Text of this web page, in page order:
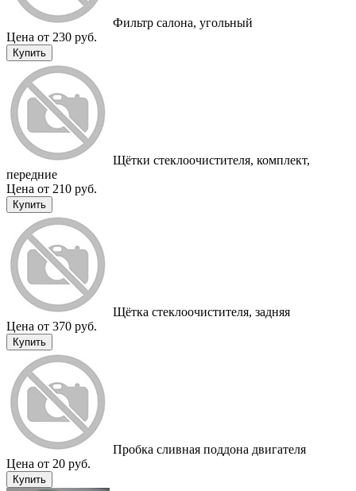
Фильтр салона, угольный
Цена от 230 руб.
Купить
Щётки стеклоочистителя, комплект,
передние
Цена от 210 руб.
Купить
Щётка стеклоочистителя, задняя
Цена от 370 руб.
Купить
Пробка сливная поддона двигателя
Цена от 20 руб.
Купить